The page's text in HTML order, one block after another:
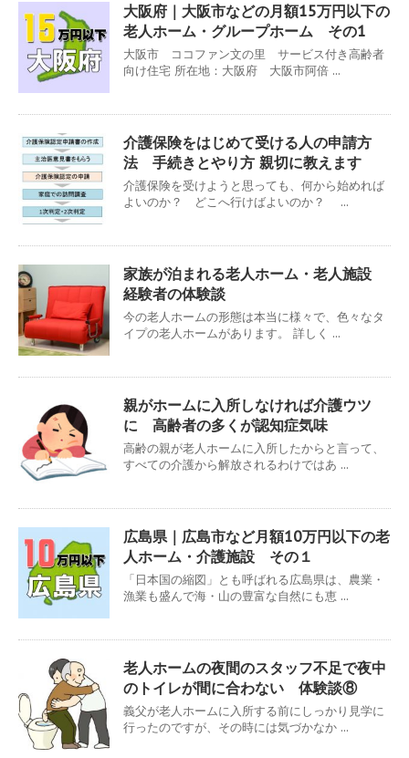
大阪府｜大阪市などの月額15万円以下の
老人ホーム・グループホーム その1
大阪市 ココファン文の里 サービス付き高齢者
向け住宅 所在地：大阪府 大阪市阿倍 ...
介護保険をはじめて受ける人の申請方
法 手続きとやり方 親切に教えます
介護保険を受けようと思っても、何から始めれば
よいのか？ どこへ行けばよいのか？ ...
家族が泊まれる老人ホーム・老人施設
経験者の体験談
今の老人ホームの形態は本当に様々で、色々なタ
イプの老人ホームがあります。 詳しく ...
親がホームに入所しなければ介護ウツ
に 高齢者の多くが認知症気味
高齢の親が老人ホームに入所したからと言って、
すべての介護から解放されるわけではあ ...
広島県｜広島市など月額10万円以下の老
人ホーム・介護施設 その１
「日本国の縮図」とも呼ばれる広島県は、農業・
漁業も盛んで海・山の豊富な自然にも恵 ...
老人ホームの夜間のスタッフ不足で夜中
のトイレが間に合わない 体験談⑧
義父が老人ホームに入所する前にしっかり見学に
行ったのですが、その時には気づかなか ...